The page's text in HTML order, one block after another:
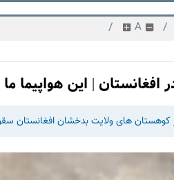
/
A
/
افغانستان | این هواپیما
کوهستان های ولایت بدخشان افغانستان